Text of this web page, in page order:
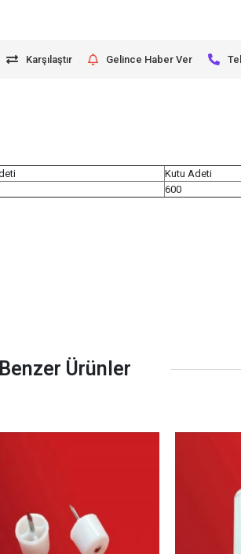
Karşılaştır Gelince Haber Ver
Kutu Adeti
600
Benzer Ürünler